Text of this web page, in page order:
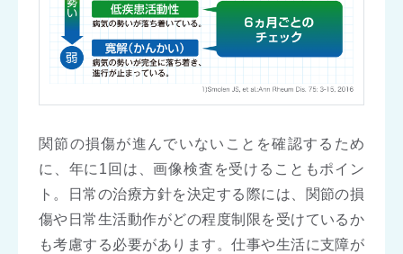
関節の損傷が進んでいないことを確認するため
に、年に1回は、画像検査を受けることもポイン
ト。日常の治療方針を決定する際には、関節の損
傷や日常生活動作がどの程度制限を受けているか
も考慮する必要があります。仕事や生活に支障が